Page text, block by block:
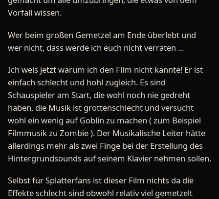
Vorfall wissen.
Wer beim großen Gemetzel am Ende überlebt und
wer nicht, dass werde ich euch nicht verraten ...
Ich weis jetzt warum ich den Film nicht kannte! Er ist
einfach schlecht und hohl zugleich. Es sind
Schauspieler am Start, die wohl noch nie gedreht
haben, die Musik ist grottenschlecht und versucht
wohl ein wenig auf Goblin zu machen ( zum Beispiel
Filmmusik zu Zombie ). Der Musikalische Leiter hätte
allerdings mehr als zwei Finge bei der Erstellung des
Hintergrundsounds auf seinem Klavier nehmen sollen.
Selbst für Splatterfans ist dieser Film nichts da die
Effekte schlecht sind obwohl relativ viel gemetzelt